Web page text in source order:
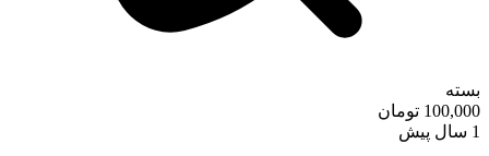
کافه استور
بسته
100,000 تومان